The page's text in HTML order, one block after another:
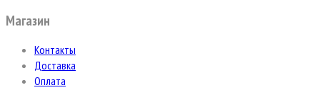
Магазин
Контакты
Доставка
Оплата